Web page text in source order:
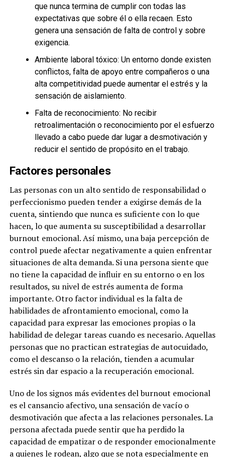
que nunca termina de cumplir con todas las
expectativas que sobre él o ella recaen. Esto
genera una sensación de falta de control y sobre
exigencia.
Ambiente laboral tóxico: Un entorno donde existen
conflictos, falta de apoyo entre compañeros o una
alta competitividad puede aumentar el estrés y la
sensación de aislamiento.
Falta de reconocimiento: No recibir
retroalimentación o reconocimiento por el esfuerzo
llevado a cabo puede dar lugar a desmotivación y
reducir el sentido de propósito en el trabajo.
Factores personales
Las personas con un alto sentido de responsabilidad o
perfeccionismo pueden tender a exigirse demás de la
cuenta, sintiendo que nunca es suficiente con lo que
hacen, lo que aumenta su susceptibilidad a desarrollar
burnout emocional. Así mismo, una baja percepción de
control puede afectar negativamente a quien enfrentar
situaciones de alta demanda. Si una persona siente que
no tiene la capacidad de influir en su entorno o en los
resultados, su nivel de estrés aumenta de forma
importante. Otro factor individual es la falta de
habilidades de afrontamiento emocional, como la
capacidad para expresar las emociones propias o la
habilidad de delegar tareas cuando es necesario. Aquellas
personas que no practican estrategias de autocuidado,
como el descanso o la relación, tienden a acumular
estrés sin dar espacio a la recuperación emocional.
Uno de los signos más evidentes del burnout emocional
es el cansancio afectivo, una sensación de vacío o
desmotivación que afecta a las relaciones personales. La
persona afectada puede sentir que ha perdido la
capacidad de empatizar o de responder emocionalmente
a quienes le rodean, algo que se nota especialmente en